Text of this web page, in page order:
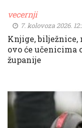
vecernji
7. kolovoza 2026.
Knjige, bilježnice,
ovo će učenicima
županije